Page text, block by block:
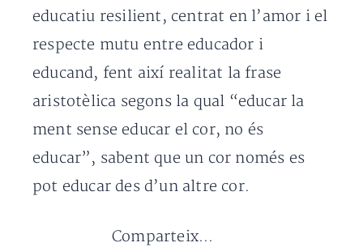
educatiu resilient, centrat en l’amor i el
respecte mutu entre educador i
educand, fent així realitat la frase
aristotèlica segons la qual “educar la
ment sense educar el cor, no és
educar”, sabent que un cor només es
pot educar des d’un altre cor.
Comparteix...